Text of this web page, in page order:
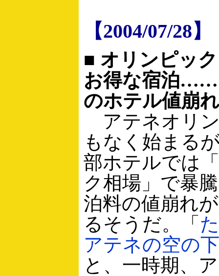
【2004/07/28】
■ オリンピッ
お得な宿泊……
のホテル値崩れ
アテネオリ
もなく始まる
部ホテルでは
ク相場」で暴
泊料の値崩れ
るそうだ。「
アテネの空の
と、一時期、